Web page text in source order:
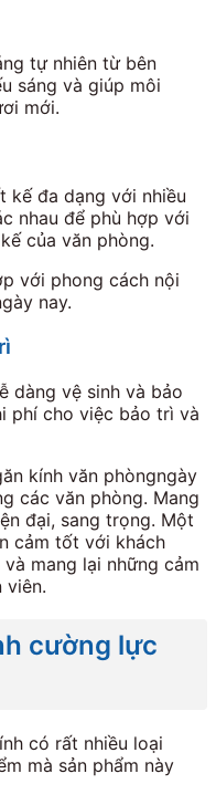
tự nhiên từ bên
sáng và giúp môi
mới.
kế đa dạng với nhiều
nhau để phù hợp với
của văn phòng.
với phong cách nội
nay.
dàng vệ sinh và bảo
phí cho việc bảo trì và
kính văn phòngngày
các văn phòng. Mang
đại, sang trọng. Một
cảm tốt với khách
mang lại những cảm
viên.
cường lực
có rất nhiều loại
mà sản phẩm này